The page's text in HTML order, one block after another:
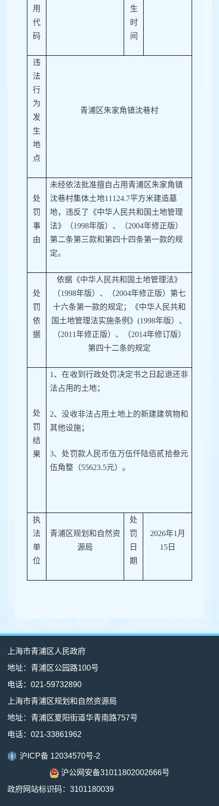
用
代
码
生
时
间
违
法
行
为
发
生
地
点
青浦区朱家角镇沈巷村
处
罚
事
由
未经依法批准擅自占用青浦区朱家角镇
沈巷村集体土地11124.7平方米建造墓
地，违反了《中华人民共和国土地管理
法》（1998年版）、（2004年修正版）
第二条第三款和第四十四条第一款的规
定。
处
罚
依
据
依据《中华人民共和国土地管理法》
（1998年版）、（2004年修正版）第七
十六条第一款的规定；《中华人民共和
国土地管理法实施条例》(1998年版）、
（2011年修正版）、（2014年修订版）
第四十二条的规定
处
罚
结
果
1、在收到行政处罚决定书之日起退还非
法占用的土地；
2、没收非法占用土地上的新建建筑物和
其他设施；
3、处罚款人民币伍万伍仟陆佰贰拾叁元
伍角整 （55623.5元）。
执
法
单
位
青浦区规划和自然资
源局
处
罚
日
期
2026年1月
15日
上海市青浦区人民政府
地址：青浦区公园路100号
电话：021-59732890
上海市青浦区规划和自然资源局
地址：青浦区夏阳街道华青南路757号
电话：021-33861962
沪ICP备 12034570号-2
沪公网安备31011802002666号
政府网站标识码：3101180039